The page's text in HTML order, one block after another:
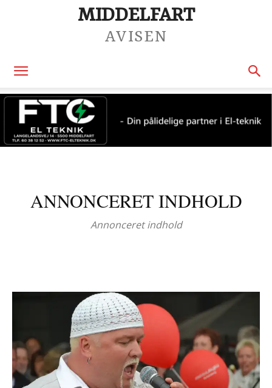
MIDDELFART
AVISEN
ANNONCERET INDHOLD
Annonceret indhold